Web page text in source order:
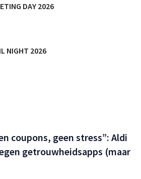
DAY 2026
NIGHT 2026
coupons, geen stress”: Aldi
getrouwheidsapps (maar